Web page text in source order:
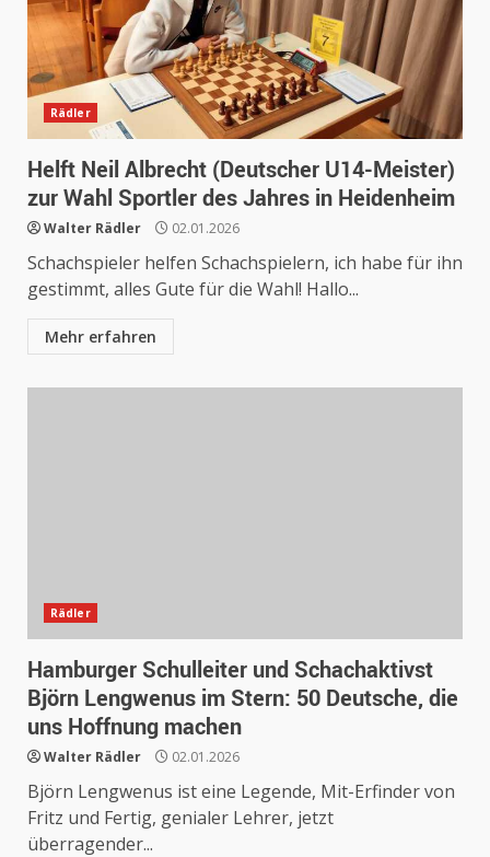
Rädler
Helft Neil Albrecht (Deutscher U14-Meister)
zur Wahl Sportler des Jahres in Heidenheim
Walter Rädler 02.01.2026
Schachspieler helfen Schachspielern, ich habe für ihn
gestimmt, alles Gute für die Wahl! Hallo...
Mehr erfahren
Rädler
Hamburger Schulleiter und Schachaktivst
Björn Lengwenus im Stern: 50 Deutsche, die
uns Hoffnung machen
Walter Rädler 02.01.2026
Björn Lengwenus ist eine Legende, Mit-Erfinder von
Fritz und Fertig, genialer Lehrer, jetzt
überragender...